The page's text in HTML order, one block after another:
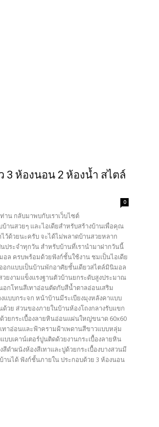
3 ห้องนอน 2 ห้องน้ำ สไตล์
0
น กลับมาพบกับเราเว็บไซต์
านสวยๆ และไอเดียสำหรับสร้างบ้านเพื่อคุณ
ไว้ด้วยนะครับ จะได้ไม่พลาดบ้านสวยหลาก
ประจำทุกวัน สำหรับบ้านที่เรานำมาฝากวันนี้
ล ครบพร้อมด้วยฟังก์ชั้นใช้งาน ชมเป็นไอเดีย
กแบบเป็นบ้านพักอาศัยชั้นเดียวสไตล์มินิมอล
วยงามแข็งแรงฐานตัวบ้านยกระดับสูงประมาณ
อกโทนสีเทาอ่อนตัดกับสีน้ำตาลอ่อนเสริม
บบกระจก หน้าบ้านมีระเบียงมุงหลังคาแบบ
วย ส่วนของภายในบ้านห้องโถงกลางรับแขก
ยกระเบื้องลายหินอ่อนแผ่นใหญ่ขนาด 60x60
ทาอ่อนและฟ้าครามฝ้าเพดานสีขาวแบบหลุ่ม
บบเคาน์เตอร์ปูนติดด้วยงานกระเบื้องลายหิน
ดำผนังห้องสีเทาและปูด้วยกระเบื้องบางสวนมี
นได้ ฟังก์ชั้นภายใน ประกอบด้วย 3 ห้องนอน